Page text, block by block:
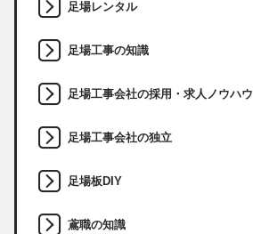
足場レンタル
足場工事の知識
足場工事会社の採用・求人ノウハウ
足場工事会社の独立
足場板DIY
鳶職の知識